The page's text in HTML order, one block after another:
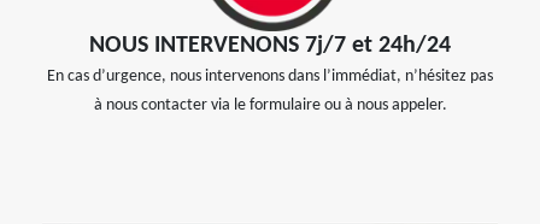
NOUS INTERVENONS 7j/7 et 24h/24
En cas d’urgence, nous intervenons dans l’immédiat, n’hésitez pas
à nous contacter via le formulaire ou à nous appeler.